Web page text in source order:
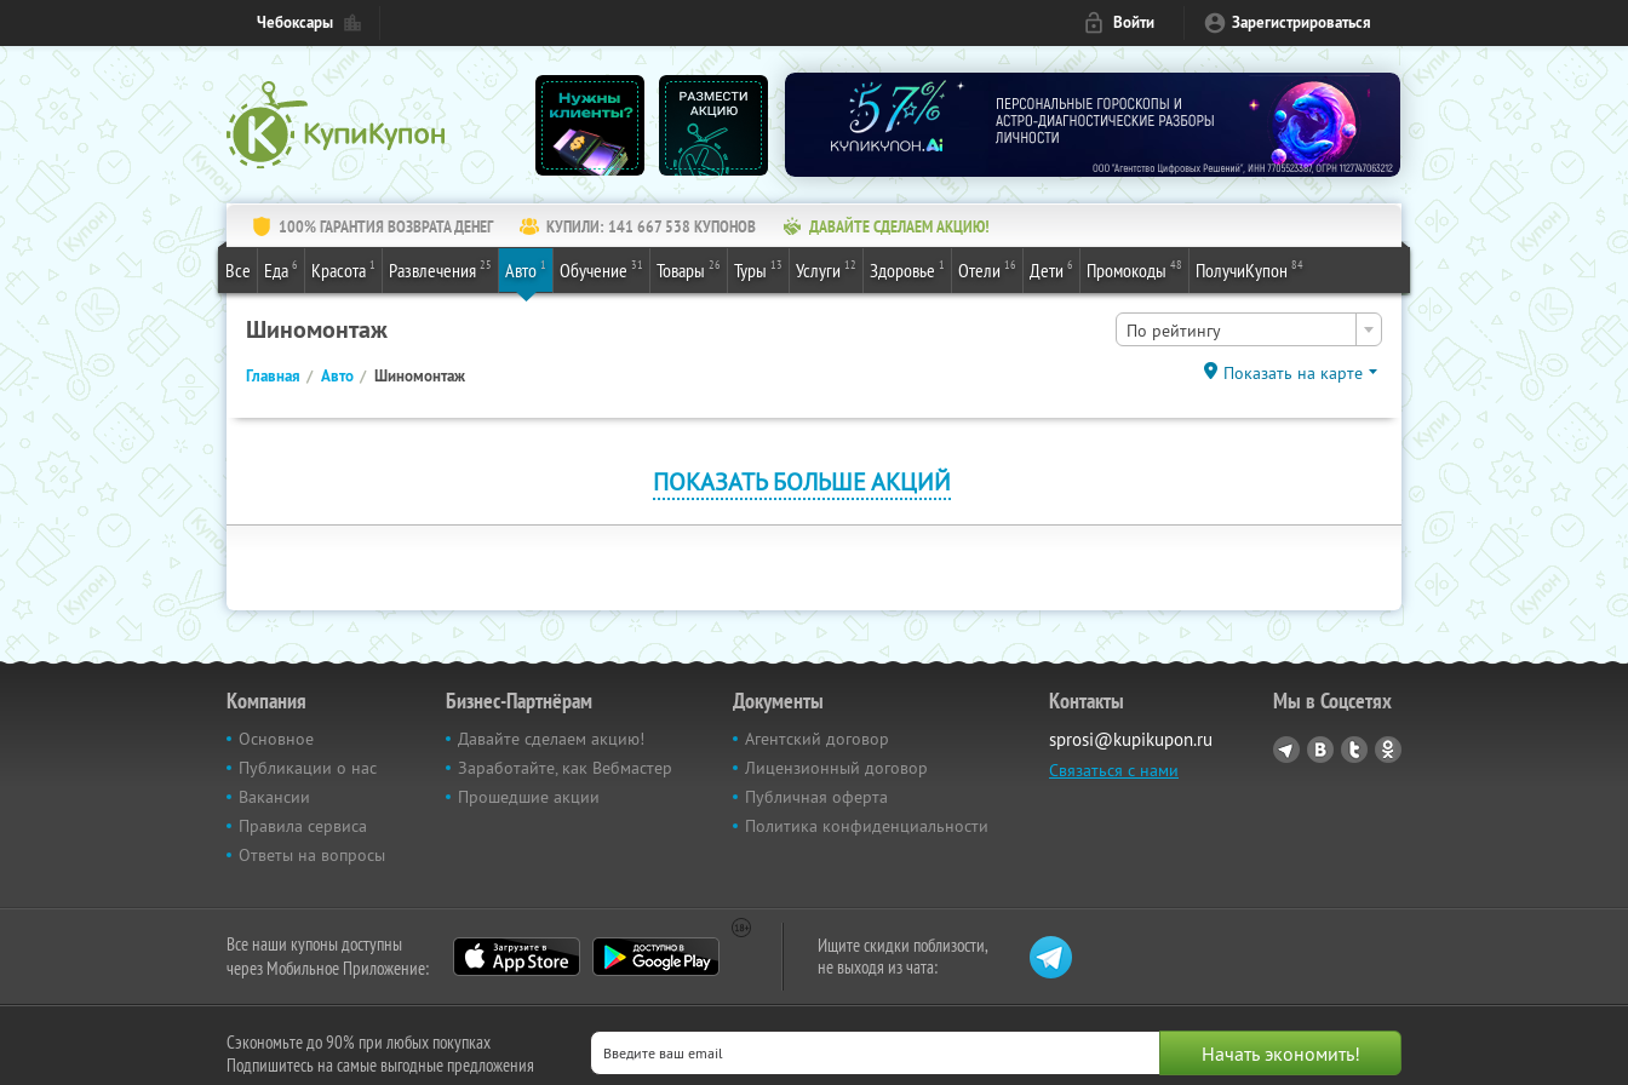
Чебоксары Войти Зарегистрироваться
100% ГАРАНТИЯ ВОЗВРАТА ДЕНЕГ КУПИЛИ: 141 667 538 КУПОНОВ ДАВАЙТЕ СДЕЛАЕМ АКЦИЮ!
Все Еда 6 Красота 1 Развлечения 25 Авто 1 Обучение 31 Товары 26 Туры 13 Услуги 12 Здоровье 1 Отели 16 Дети 6 Промокоды 48 ПолучиКупон 84
Шиномонтаж По рейтингу
Главная Авто Шиномонтаж Показать на карте
ПОКАЗАТЬ БОЛЬШЕ АКЦИЙ
Компания
Основное
Публикации о нас
Вакансии
Правила сервиса
Ответы на вопросы
Бизнес-Партнёрам
Давайте сделаем акцию!
Заработайте, как Вебмастер
Прошедшие акции
Документы
Агентский договор
Лицензионный договор
Публичная оферта
Политика конфиденциальности
Контакты
sprosi@kupikupon.ru
Связаться с нами
Мы в Соцсетях
Все наши купоны доступны
через Мобильное Приложение:
Ищите скидки поблизости,
не выходя из чата:
Сэкономьте до 90% при любых покупках
Подпишитесь на самые выгодные предложения